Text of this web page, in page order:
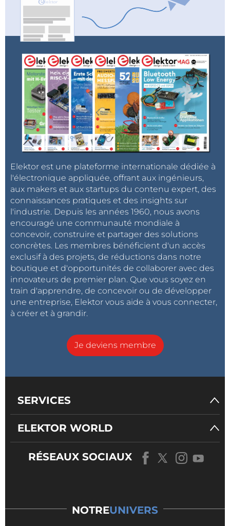
Elektor est une plateforme internationale dédiée à
l'électronique appliquée, offrant aux ingénieurs,
aux makers et aux startups du contenu expert, des
connaissances pratiques et des insights sur
l'industrie. Depuis les années 1960, nous avons
encouragé une communauté mondiale à
concevoir, construire et partager des solutions
concrètes. Les membres bénéficient d'un accès
exclusif à des projets, de réductions dans notre
boutique et d'opportunités de collaborer avec des
innovateurs de premier plan. Que vous soyez en
train d'apprendre, de concevoir ou de développer
une entreprise, Elektor vous aide à vous connecter,
à créer et à grandir.
Je deviens membre
SERVICES
ELEKTOR WORLD
RÉSEAUX SOCIAUX
NOTREUNIVERS